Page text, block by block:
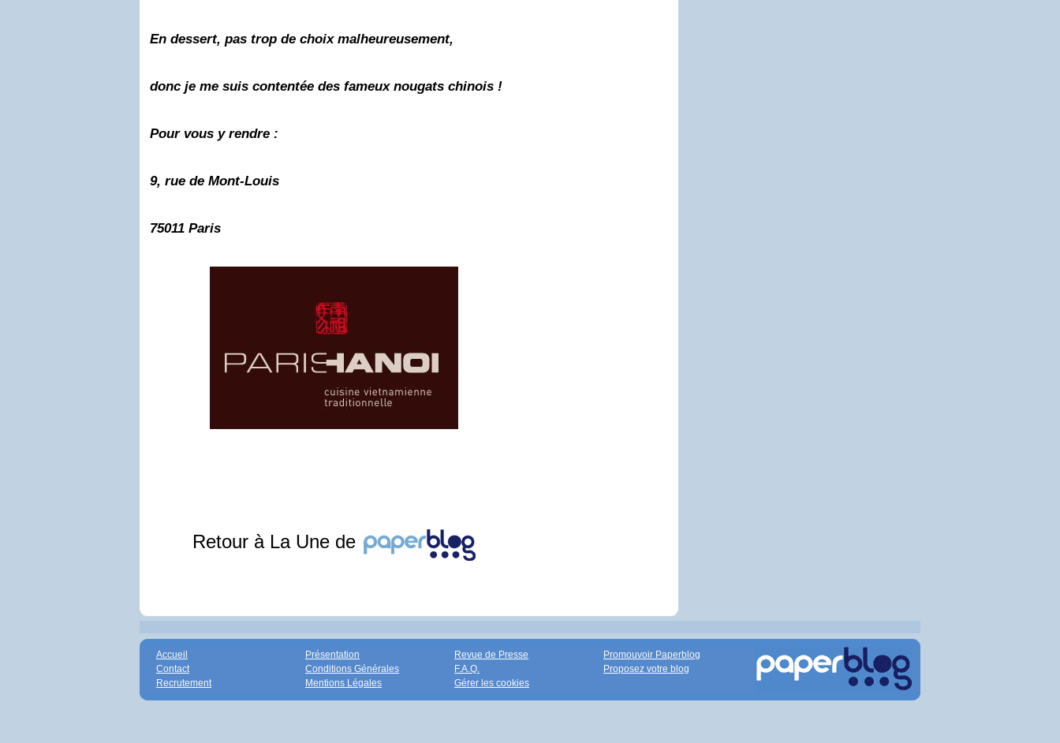
En dessert, pas trop de choix malheureusement,
donc je me suis contentée des fameux nougats chinois !
Pour vous y rendre :
9, rue de Mont-Louis
75011 Paris
Retour à La Une de
Accueil
Contact
Recrutement
Présentation
Conditions Générales
Mentions Légales
Revue de Presse
F.A.Q.
Gérer les cookies
Promouvoir Paperblog
Proposez votre blog